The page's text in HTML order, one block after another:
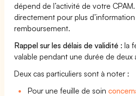
dépend de l’activité de votre
directement pour plus
remboursement.
Rappel sur les délais de validité : la
valable pendant une durée de deux
Deux cas particuliers sont à noter :
Pour une feuille de soin